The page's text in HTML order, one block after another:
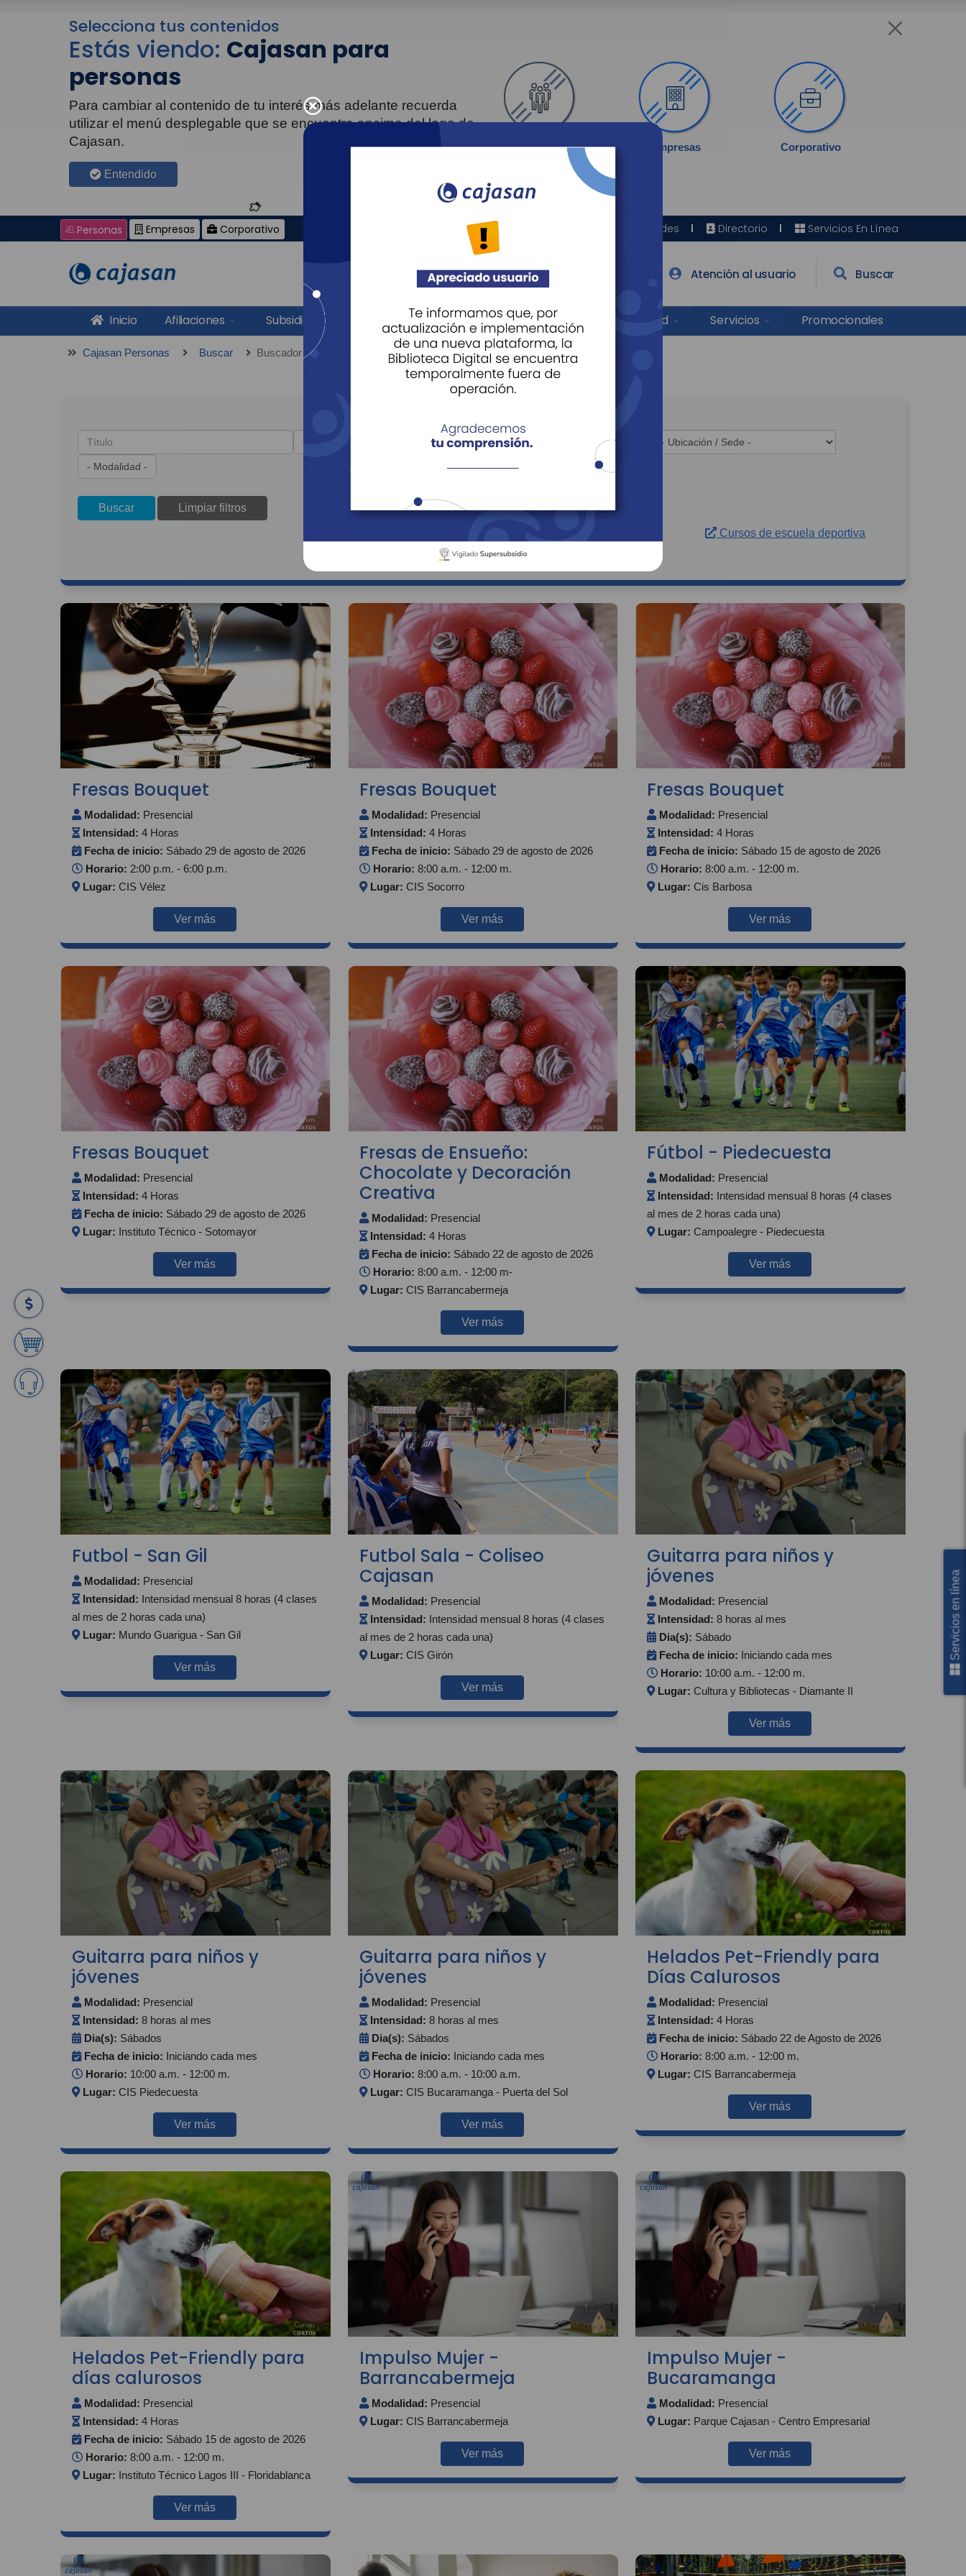
Selecciona tus contenidos
Estás viendo: Cajasan para
personas
Para cambiar al contenido de tu interés más adelante recuerda
utilizar el menú desplegable que se encuentra encima del logo de
Cajasan.
Entendido
Personas Empresas Corporativo
Personas Empresas Corporativo Sedes Directorio Servicios En Línea
Agéndate Atención al usuario Buscar
Inicio Afiliaciones Subsidios Recreación Educación Cultura Salud Servicios Promocionales
Cajasan Personas Buscar Buscador de Programa de formación, escuela de arte, escuela deportiva
Buscar Limpiar filtros
Cursos de escuela deportiva
Fresas Bouquet
Modalidad: Presencial
Intensidad: 4 Horas
Fecha de inicio: Sábado 29 de agosto de 2026
Horario: 2:00 p.m. - 6:00 p.m.
Lugar: CIS Vélez
Ver más
Fresas Bouquet
Modalidad: Presencial
Intensidad: 4 Horas
Fecha de inicio: Sábado 29 de agosto de 2026
Horario: 8:00 a.m. - 12:00 m.
Lugar: CIS Socorro
Ver más
Fresas Bouquet
Modalidad: Presencial
Intensidad: 4 Horas
Fecha de inicio: Sábado 15 de agosto de 2026
Horario: 8:00 a.m. - 12:00 m.
Lugar: Cis Barbosa
Ver más
Fresas Bouquet
Modalidad: Presencial
Intensidad: 4 Horas
Fecha de inicio: Sábado 29 de agosto de 2026
Lugar: Instituto Técnico - Sotomayor
Ver más
Fresas de Ensueño:
Chocolate y Decoración
Creativa
Modalidad: Presencial
Intensidad: 4 Horas
Fecha de inicio: Sábado 22 de agosto de 2026
Horario: 8:00 a.m. - 12:00 m-
Lugar: CIS Barrancabermeja
Ver más
Fútbol - Piedecuesta
Modalidad: Presencial
Intensidad: Intensidad mensual 8 horas (4 clases
al mes de 2 horas cada una)
Lugar: Campoalegre - Piedecuesta
Ver más
Futbol - San Gil
Modalidad: Presencial
Intensidad: Intensidad mensual 8 horas (4 clases
al mes de 2 horas cada una)
Lugar: Mundo Guarigua - San Gil
Ver más
Futbol Sala - Coliseo
Cajasan
Modalidad: Presencial
Intensidad: Intensidad mensual 8 horas (4 clases
al mes de 2 horas cada una)
Lugar: CIS Girón
Ver más
Guitarra para niños y
jóvenes
Modalidad: Presencial
Intensidad: 8 horas al mes
Dia(s): Sábado
Fecha de inicio: Iniciando cada mes
Horario: 10:00 a.m. - 12:00 m.
Lugar: Cultura y Bibliotecas - Diamante II
Ver más
Guitarra para niños y
jóvenes
Modalidad: Presencial
Intensidad: 8 horas al mes
Dia(s): Sábados
Fecha de inicio: Iniciando cada mes
Horario: 10:00 a.m. - 12:00 m.
Lugar: CIS Piedecuesta
Ver más
Guitarra para niños y
jóvenes
Modalidad: Presencial
Intensidad: 8 horas al mes
Dia(s): Sábados
Fecha de inicio: Iniciando cada mes
Horario: 8:00 a.m. - 10:00 a.m.
Lugar: CIS Bucaramanga - Puerta del Sol
Ver más
Helados Pet-Friendly para
Días Calurosos
Modalidad: Presencial
Intensidad: 4 Horas
Fecha de inicio: Sábado 22 de Agosto de 2026
Horario: 8:00 a.m. - 12:00 m.
Lugar: CIS Barrancabermeja
Ver más
Helados Pet-Friendly para
días calurosos
Modalidad: Presencial
Intensidad: 4 Horas
Fecha de inicio: Sábado 15 de agosto de 2026
Horario: 8:00 a.m. - 12:00 m.
Lugar: Instituto Técnico Lagos III - Floridablanca
Ver más
Impulso Mujer -
Barrancabermeja
Modalidad: Presencial
Lugar: CIS Barrancabermeja
Ver más
Impulso Mujer -
Bucaramanga
Modalidad: Presencial
Lugar: Parque Cajasan - Centro Empresarial
Ver más
Servicios en línea